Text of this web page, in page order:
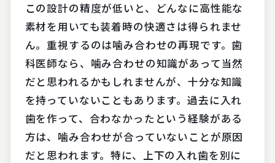
この設計の精度が低いと、どんなに高性能な
素材を用いても装着時の快適さは得られませ
ん。重視するのは噛み合わせの再現です。歯
科医師なら、噛み合わせの知識があって当然
だと思われるかもしれませんが、十分な知識
を持っていないこともあります。過去に入れ
歯を作って、合わなかったという経験がある
方は、噛み合わせが合っていないことが原因
だと思われます。特に、上下の入れ歯を別に